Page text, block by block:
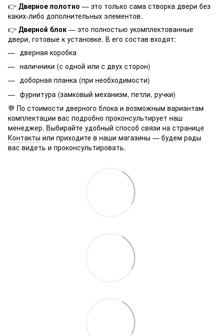
👉 Дверное полотно — это только сама створка двери без
каких-либо дополнительных элементов.
👉 Дверной блок — это полностью укомплектованные
двери, готовые к установке. В его состав входят:
дверная коробка
наличники (с одной или с двух сторон)
доборная планка (при необходимости)
фурнитура (замковый механизм, петли, ручки)
💬 По стоимости дверного блока и возможным вариантам
комплектации вас подробно проконсультирует наш
менеджер. Выбирайте удобный способ связи на странице
Контакты или приходите в наши магазины — будем рады
вас видеть и проконсультировать.